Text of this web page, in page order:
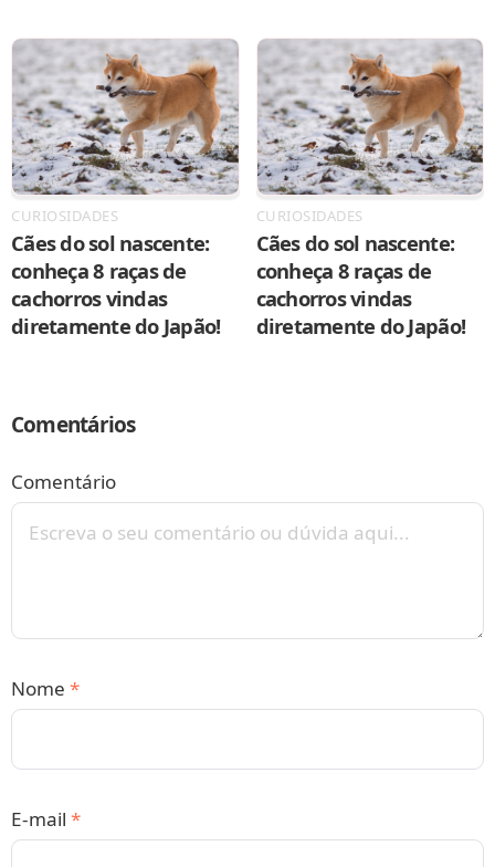
CURIOSIDADES
Cães do sol nascente:
conheça 8 raças de
cachorros vindas
diretamente do Japão!
CURIOSIDADES
Cães do sol nascente:
conheça 8 raças de
cachorros vindas
diretamente do Japão!
Comentários
Comentário
Nome *
E-mail *